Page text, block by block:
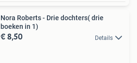
Nora Roberts - Drie dochters( drie
boeken in 1)
€ 8,50 Details